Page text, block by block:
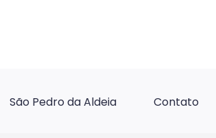
São Pedro da Aldeia Contato